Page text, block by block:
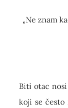
„Ne znam
Biti otac
koji se